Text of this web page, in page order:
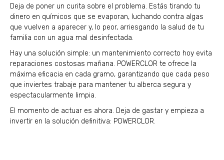
Deja de poner un curita sobre el problema. Estás tirando tu
dinero en químicos que se evaporan, luchando contra algas
que vuelven a aparecer y, lo peor, arriesgando la salud de tu
familia con un agua mal desinfectada.
Hay una solución simple: un mantenimiento correcto hoy evita
reparaciones costosas mañana. POWERCLOR te ofrece la
máxima eficacia en cada gramo, garantizando que cada peso
que inviertes trabaje para mantener tu alberca segura y
espectacularmente limpia.
El momento de actuar es ahora. Deja de gastar y empieza a
invertir en la solución definitiva: POWERCLOR.